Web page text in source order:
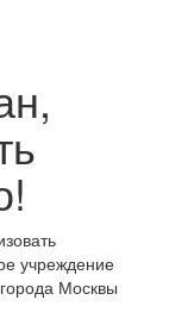
учреждение
Москвы